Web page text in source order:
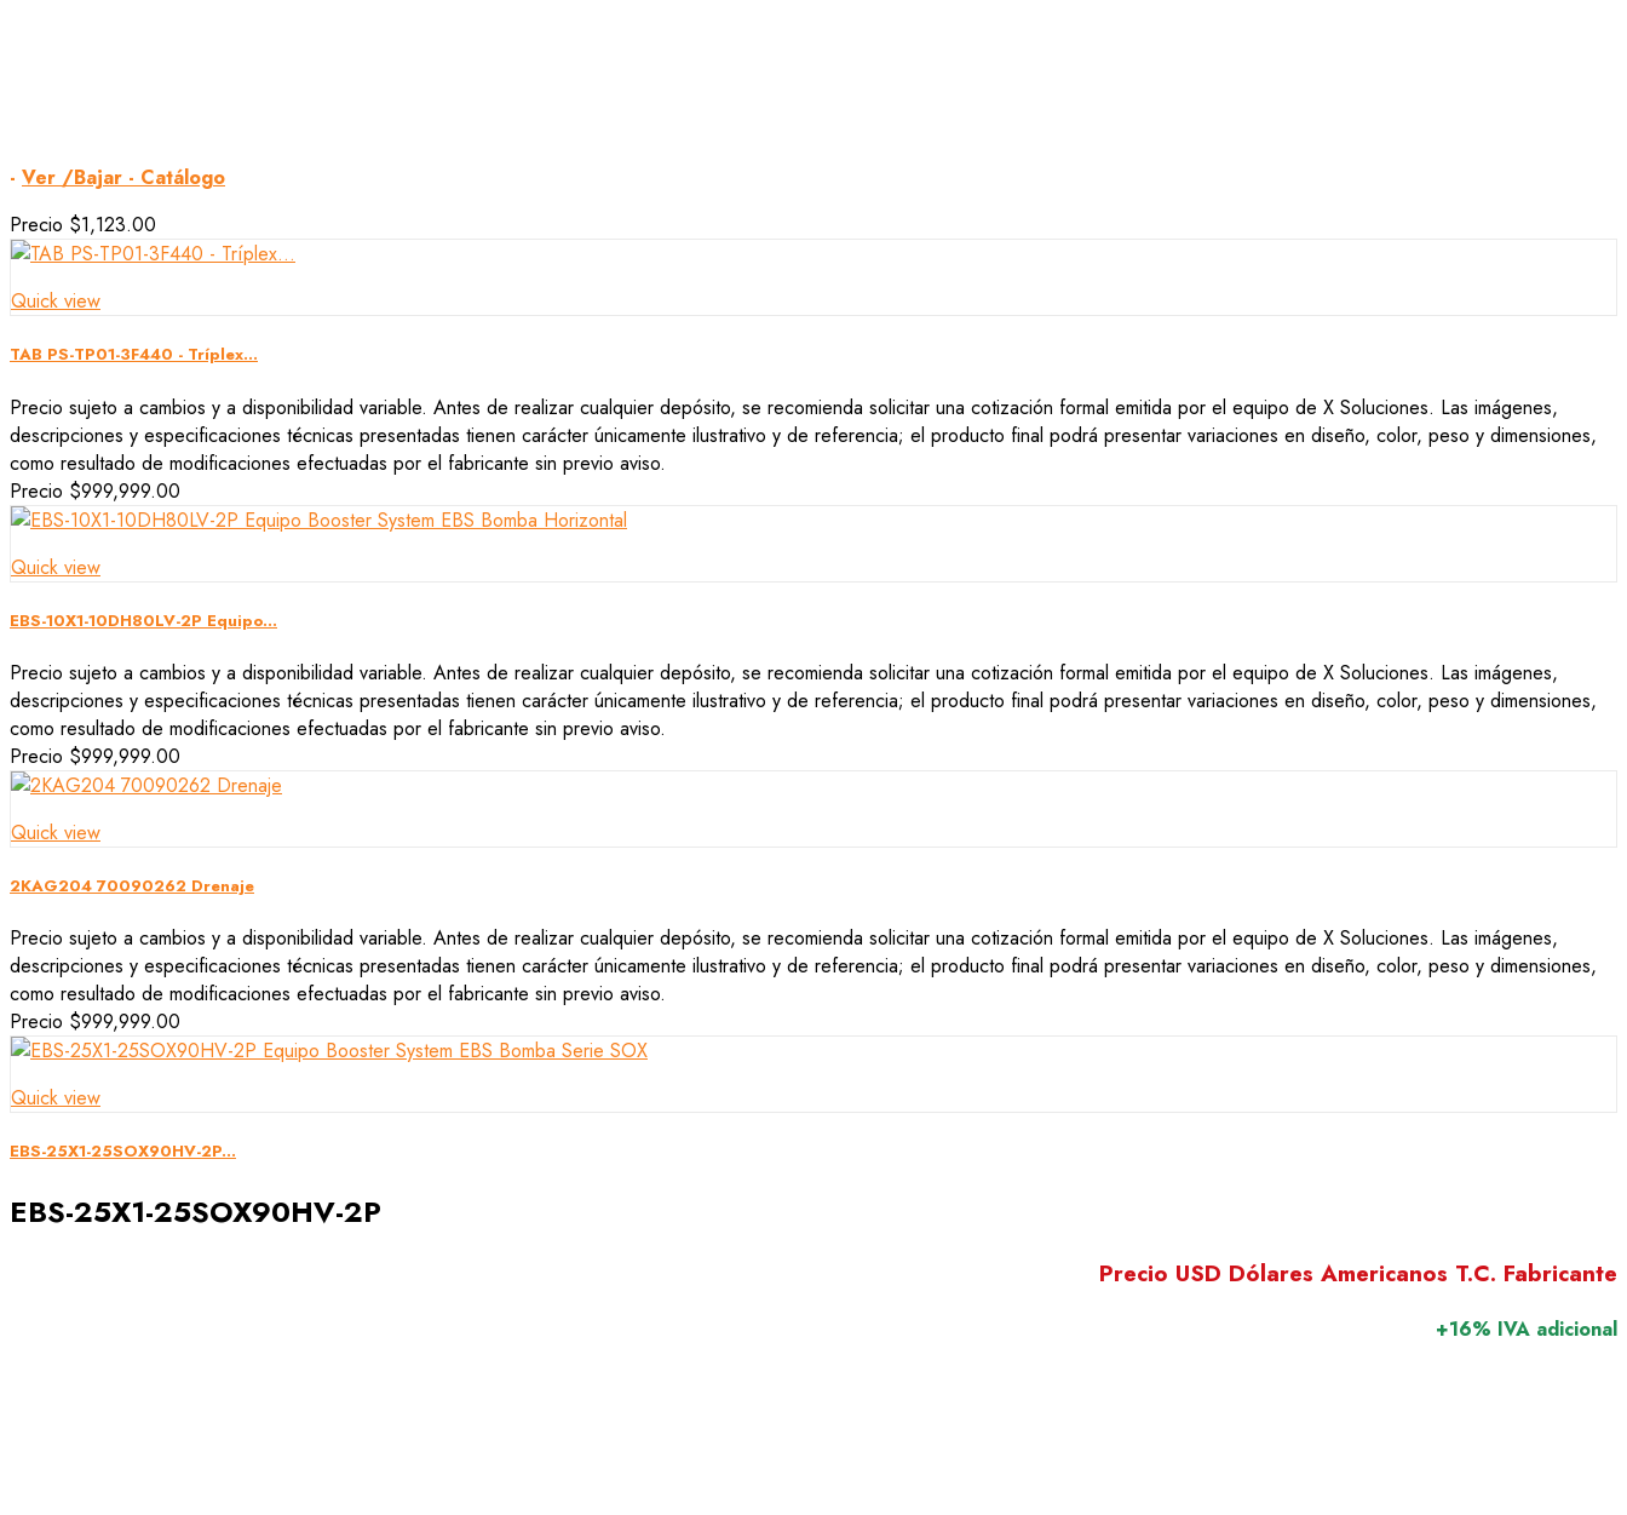
- Ver /Bajar - Catálogo
Precio $1,123.00
Quick view
TAB PS-TP01-3F440 - Tríplex...
Precio sujeto a cambios y a disponibilidad variable. Antes de realizar cualquier depósito, se recomienda solicitar una cotización formal emitida por el equipo de X Soluciones. Las imágenes,
descripciones y especificaciones técnicas presentadas tienen carácter únicamente ilustrativo y de referencia; el producto final podrá presentar variaciones en diseño, color, peso y dimensiones,
como resultado de modificaciones efectuadas por el fabricante sin previo aviso.
Precio $999,999.00
Quick view
EBS-10X1-10DH80LV-2P Equipo...
Precio sujeto a cambios y a disponibilidad variable. Antes de realizar cualquier depósito, se recomienda solicitar una cotización formal emitida por el equipo de X Soluciones. Las imágenes,
descripciones y especificaciones técnicas presentadas tienen carácter únicamente ilustrativo y de referencia; el producto final podrá presentar variaciones en diseño, color, peso y dimensiones,
como resultado de modificaciones efectuadas por el fabricante sin previo aviso.
Precio $999,999.00
Quick view
2KAG204 70090262 Drenaje
Precio sujeto a cambios y a disponibilidad variable. Antes de realizar cualquier depósito, se recomienda solicitar una cotización formal emitida por el equipo de X Soluciones. Las imágenes,
descripciones y especificaciones técnicas presentadas tienen carácter únicamente ilustrativo y de referencia; el producto final podrá presentar variaciones en diseño, color, peso y dimensiones,
como resultado de modificaciones efectuadas por el fabricante sin previo aviso.
Precio $999,999.00
Quick view
EBS-25X1-25SOX90HV-2P...
EBS-25X1-25SOX90HV-2P
Precio USD Dólares Americanos T.C. Fabricante
+16% IVA adicional